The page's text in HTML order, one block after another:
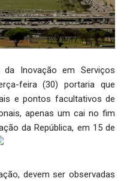
Inovação em Serviços
feira (30) portaria que
e pontos facultativos de
apenas um cai no fim
da República, em 15 de
devem ser observadas